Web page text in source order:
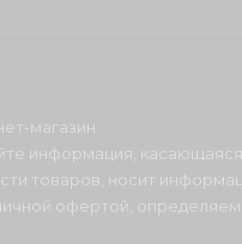
магазин
информация, касающаяся
товаров, носит
офертой,